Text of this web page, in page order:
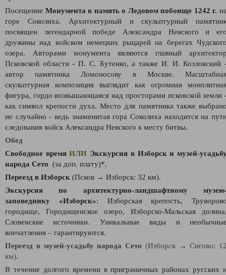
Посещение Монумента в память о Ледовом побоище 1242 г.
горе Соколиха. Архитектурный и скульптурный
посвящен легендарной победе Александра Невского и
дружины над войском немецких рыцарей на берегах
озера. Авторами монумента являются главный
Псковской области - П. С. Бутенко, а также И. И. Козловский
автор памятника Ломоносову в Москве.
скульптурная композиция выглядит как огромная
фигура, гордо возвышающаяся над просторами псковской земли
как символ крепости духа. Место для памятника также
не случайно - ведь знаменитая гора Соколиха находится на
следования войск Александра Невского к месту битвы.
Обед
Свободное время ИЛИ Экскурсия в Изборск и музей-
народа Сето (за доп. плату)*.
Переезд в Изборск (Псков → Изборск: 32 км).
Экскурcия по архитектурно-ландшафтному
заповеднику «Изборск»: Изборская крепость,
городище, Городищенское озеро, Изборско-Мальская
Словенские источники. Уникальные виды и
впечатления – гарантируются.
Переезд в музей-усадьбу народа Сето (Изборск → Сигово:
км).
В течение долгого времени в приграничных районах русских